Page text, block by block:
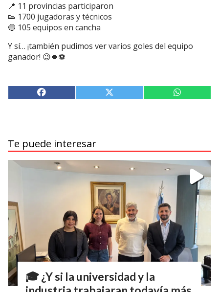
📍 11 provincias participaron
👟 1700 jugadoras y técnicos
🔵 105 equipos en cancha
Y sí… ¡también pudimos ver varios goles del equipo
ganador! 😉🍀⚽
Te puede interesar
🎓 ¿Y si la universidad y la